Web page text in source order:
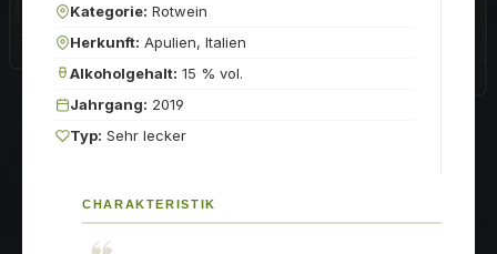
Kategorie: Rotwein
Herkunft: Apulien, Italien
Alkoholgehalt: 15 % vol.
Jahrgang: 2019
Typ: Sehr lecker
CHARAKTERISTIK